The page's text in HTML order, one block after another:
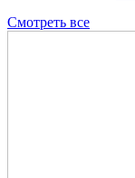
Смотреть все